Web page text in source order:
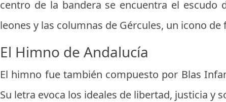
centro de la bandera se encuentra el escudo
leones y las columnas de Gércules, un icono de
El Himno de Andalucía
El himno fue también compuesto por Blas
Su letra evoca los ideales de libertad, justicia y